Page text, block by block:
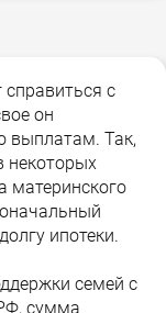
с
он
выплатам. Так,
некоторых
материнского
ипотеки.
семей с
сумма